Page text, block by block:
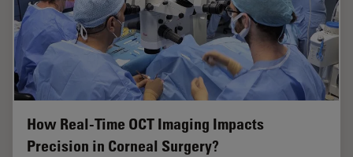
How Real-Time OCT Imaging Impacts
Precision in Corneal Surgery?